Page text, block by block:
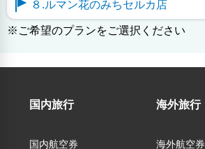
８.ルマン花のみちセルカ店
※ご希望のプランをご選択ください
国内旅行
国内航空券
海外旅行
海外航空券